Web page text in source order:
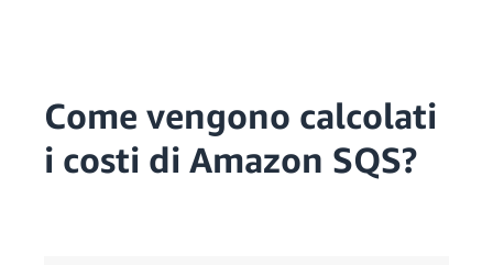
Come vengono calcolati
i costi di Amazon SQS?